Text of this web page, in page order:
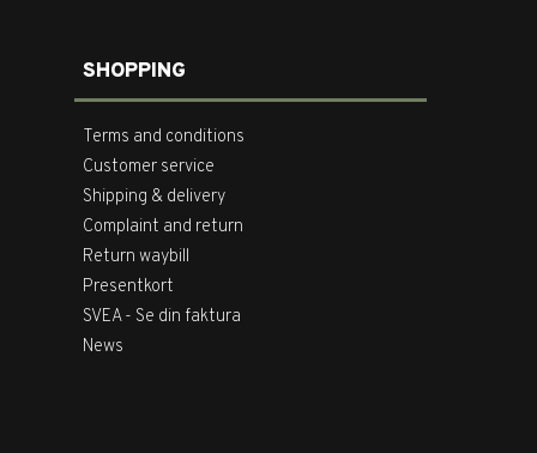
SHOPPING
Terms and conditions
Customer service
Shipping & delivery
Complaint and return
Return waybill
Presentkort
SVEA - Se din faktura
News